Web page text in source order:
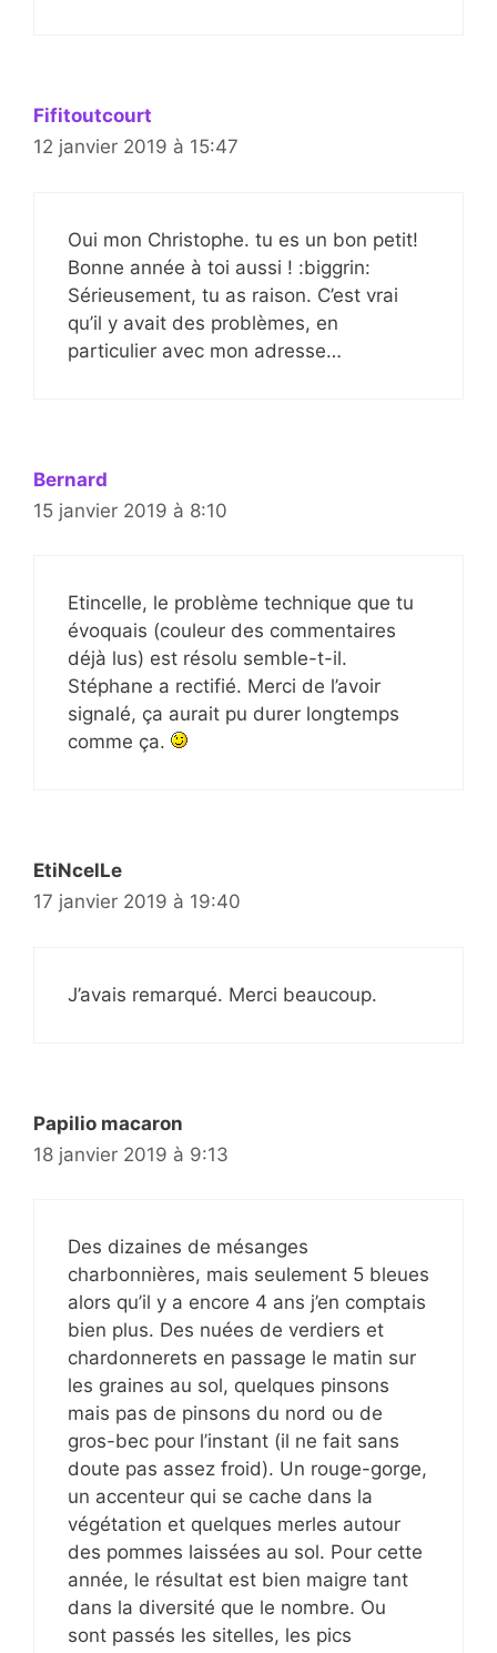
Fifitoutcourt
12 janvier 2019 à 15:47
Oui mon Christophe. tu es un bon petit!
Bonne année à toi aussi ! :biggrin:
Sérieusement, tu as raison. C’est vrai
qu’il y avait des problèmes, en
particulier avec mon adresse…
Bernard
15 janvier 2019 à 8:10
Etincelle, le problème technique que tu
évoquais (couleur des commentaires
déjà lus) est résolu semble-t-il.
Stéphane a rectifié. Merci de l’avoir
signalé, ça aurait pu durer longtemps
comme ça.
EtiNcelLe
17 janvier 2019 à 19:40
J’avais remarqué. Merci beaucoup.
Papilio macaron
18 janvier 2019 à 9:13
Des dizaines de mésanges
charbonnières, mais seulement 5 bleues
alors qu’il y a encore 4 ans j’en comptais
bien plus. Des nuées de verdiers et
chardonnerets en passage le matin sur
les graines au sol, quelques pinsons
mais pas de pinsons du nord ou de
gros-bec pour l’instant (il ne fait sans
doute pas assez froid). Un rouge-gorge,
un accenteur qui se cache dans la
végétation et quelques merles autour
des pommes laissées au sol. Pour cette
année, le résultat est bien maigre tant
dans la diversité que le nombre. Ou
sont passés les sitelles, les pics